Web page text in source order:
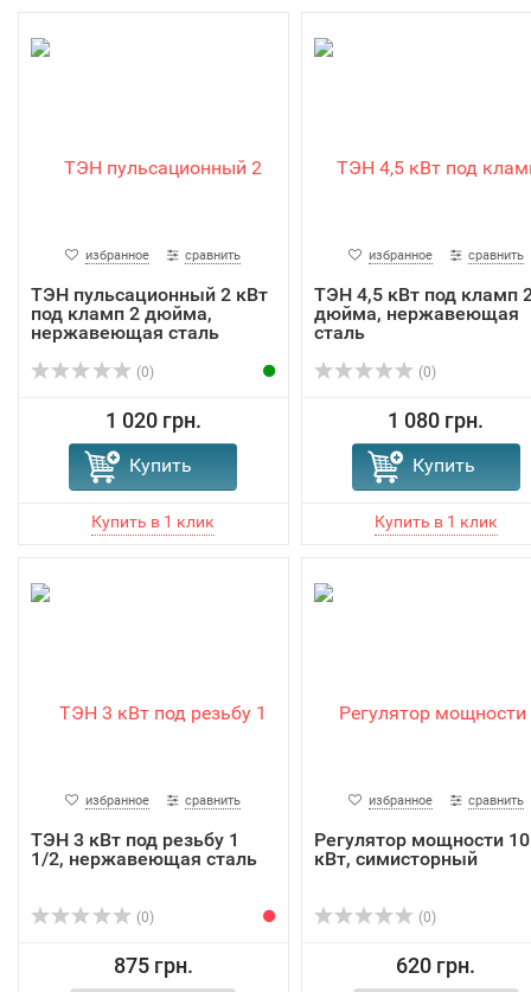
избранное сравнить
ТЭН пульсационный 2 кВт
под кламп 2 дюйма,
нержавеющая сталь
(0)
1 020 грн.
Купить
избранное сравнить
ТЭН 4,5 кВт под кламп
дюйма, нержавеющая
сталь
(0)
1 080 грн.
Купить
избранное сравнить
ТЭН 3 кВт под резьбу 1
1/2, нержавеющая сталь
(0)
875 грн.
избранное сравнить
Регулятор мощности 10
кВт, симисторный
(0)
620 грн.